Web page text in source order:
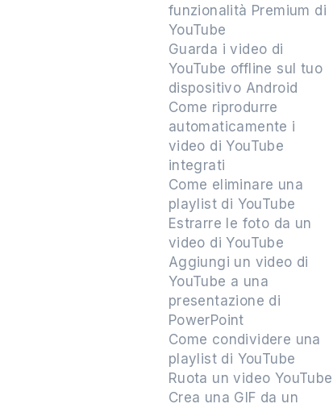
funzionalità Premium di
YouTube
Guarda i video di
YouTube offline sul tuo
dispositivo Android
Come riprodurre
automaticamente i
video di YouTube
integrati
Come eliminare una
playlist di YouTube
Estrarre le foto da un
video di YouTube
Aggiungi un video di
YouTube a una
presentazione di
PowerPoint
Come condividere una
playlist di YouTube
Ruota un video YouTube
Crea una GIF da un